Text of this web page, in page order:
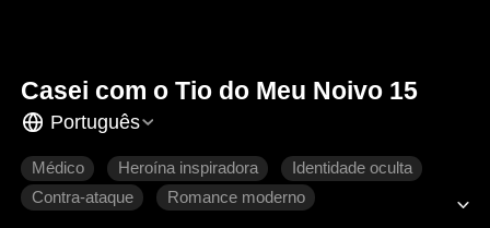
Casei com o Tio do Meu Noivo 15
Português
Médico Heroína inspiradora
Identidade oculta
Contra-ataque
Romance moderno